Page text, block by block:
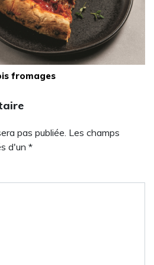
fromages
pas publiée. Les champs
d'un *